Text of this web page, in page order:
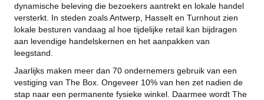
dynamische beleving die bezoekers aantrekt en lokale handel
versterkt. In steden zoalsAntwerp Hasselt en Turnhout zien
lokale besturen vandaag al hoe tijdelijke retail kan bijdragen
aan levendige handelskernen en het aanpakken van
leegstand.
Jaarlijks maken meer dan 70 ondernemers gebruik van een
vestiging van The Box. Ongeveer 10% van hen zet nadien de
stap naar een permanente fysieke winkel. Daarmee wordt The